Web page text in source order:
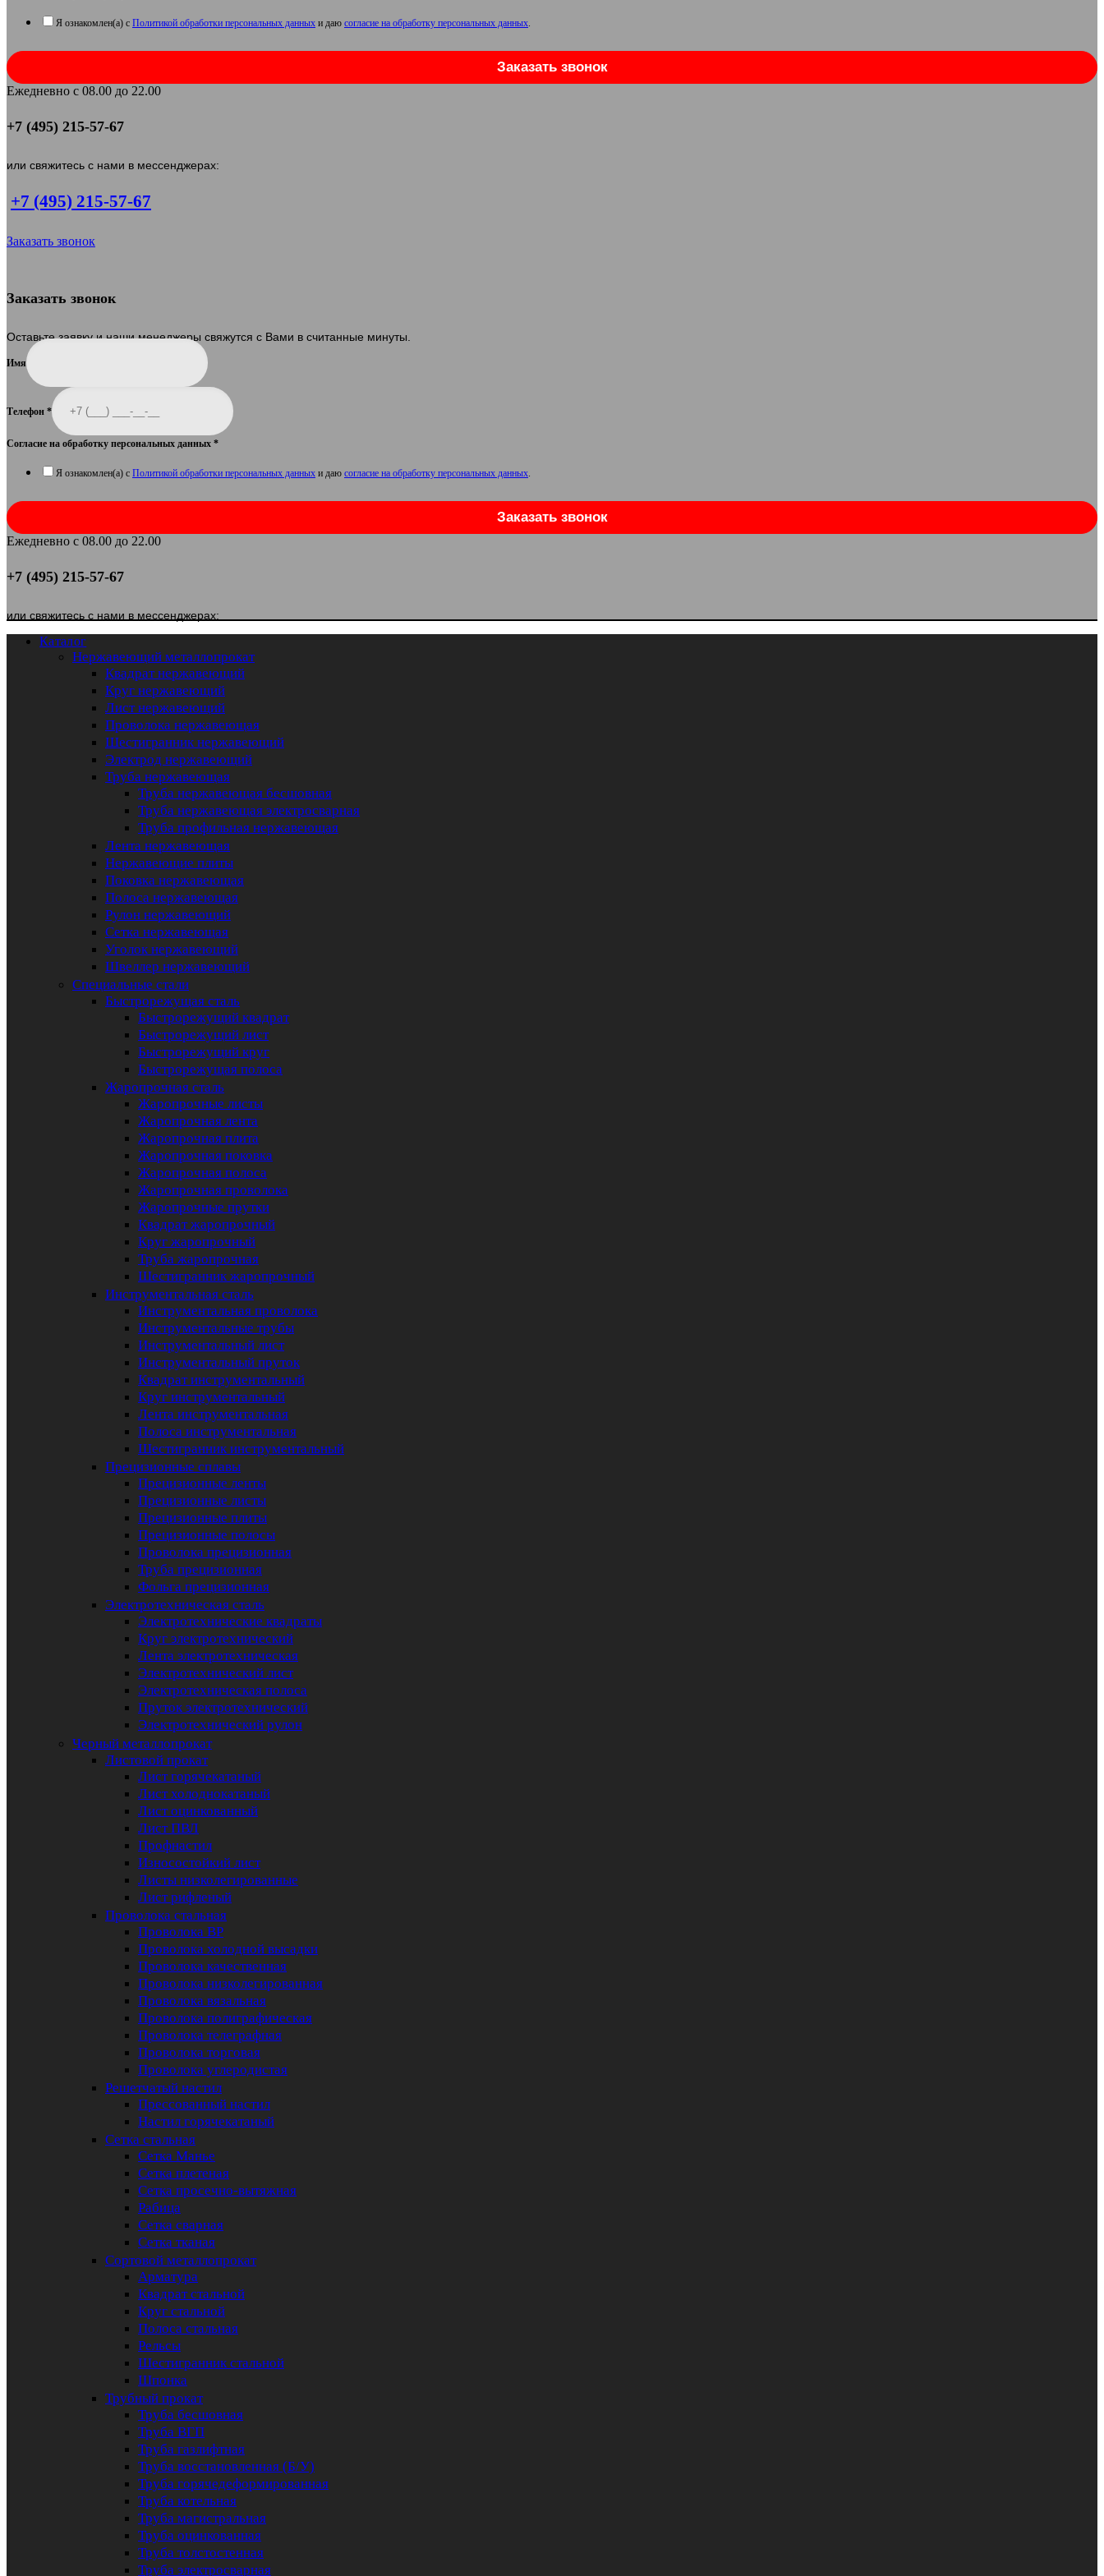
Я ознакомлен(а) с Политикой обработки персональных данных и даю согласие на обработку персональных данных.
Заказать звонок
Ежедневно с 08.00 до 22.00
+7 (495) 215-57-67
или свяжитесь с нами в мессенджерах:
+7 (495) 215-57-67
Заказать звонок
Заказать звонок
Оставьте заявку и наши менеджеры свяжутся с Вами в считанные минуты.
Имя
Телефон *
Согласие на обработку персональных данных *
Я ознакомлен(а) с Политикой обработки персональных данных и даю согласие на обработку персональных данных.
Заказать звонок
Ежедневно с 08.00 до 22.00
+7 (495) 215-57-67
или свяжитесь с нами в мессенджерах:
Каталог
Нержавеющий металлопрокат
Квадрат нержавеющий
Круг нержавеющий
Лист нержавеющий
Проволока нержавеющая
Шестигранник нержавеющий
Электрод нержавеющий
Труба нержавеющая
Труба нержавеющая бесшовная
Труба нержавеющая электросварная
Труба профильная нержавеющая
Лента нержавеющая
Нержавеющие плиты
Поковка нержавеющая
Полоса нержавеющая
Рулон нержавеющий
Сетка нержавеющая
Уголок нержавеющий
Швеллер нержавеющий
Специальные стали
Быстрорежущая сталь
Быстрорежущий квадрат
Быстрорежущий лист
Быстрорежущий круг
Быстрорежущая полоса
Жаропрочная сталь
Жаропрочные листы
Жаропрочная лента
Жаропрочная плита
Жаропрочная поковка
Жаропрочная полоса
Жаропрочная проволока
Жаропрочные прутки
Квадрат жаропрочный
Круг жаропрочный
Труба жаропрочная
Шестигранник жаропрочный
Инструментальная сталь
Инструментальная проволока
Инструментальные трубы
Инструментальный лист
Инструментальный пруток
Квадрат инструментальный
Круг инструментальный
Лента инструментальная
Полоса инструментальная
Шестигранник инструментальный
Прецизионные сплавы
Прецизионные ленты
Прецизионные листы
Прецизионные плиты
Прецизионные полосы
Проволока прецизионная
Труба прецизионная
Фольга прецизионная
Электротехническая сталь
Электротехнические квадраты
Круг электротехнический
Лента электротехническая
Электротехнический лист
Электротехническая полоса
Пруток электротехнический
Электротехнический рулон
Черный металлопрокат
Листовой прокат
Лист горячекатаный
Лист холоднокатаный
Лист оцинкованный
Лист ПВЛ
Профнастил
Износостойкий лист
Листы низколегированные
Лист рифленый
Проволока стальная
Проволока ВР
Проволока холодной высадки
Проволока качественная
Проволока низколегированная
Проволока вязальная
Проволока полиграфическая
Проволока телеграфная
Проволока торговая
Проволока углеродистая
Решетчатый настил
Прессованный настил
Настил горячекатаный
Сетка стальная
Сетка Манье
Сетка плетеная
Сетка просечно-вытяжная
Рабица
Сетка сварная
Сетка тканая
Сортовой металлопрокат
Арматура
Квадрат стальной
Круг стальной
Полоса стальная
Рельсы
Шестигранник стальной
Шпонка
Трубный прокат
Труба бесшовная
Труба ВГП
Труба газлифтная
Труба восстановленная (Б/У)
Труба горячедеформированная
Труба котельная
Труба магистральная
Труба оцинкованная
Труба толстостенная
Труба электросварная